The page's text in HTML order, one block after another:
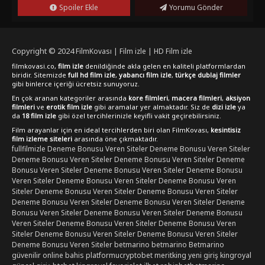
Spoiler Ekle Yorumu Gönder
Copyright © 2024FilmKovası | Film izle | HD Film izle
filmkovasi.co, film izle denildiğinde akla gelen en kaliteli platformlardan
biridir. Sitemizde full hd film izle, yabancı film izle, türkçe dublaj filmler
gibi binlerce içeriği ücretsiz sunuyoruz.
En çok aranan kategoriler arasında kore filmleri, macera filmleri, aksiyon
filmleri ve erotik film izle gibi aramalar yer almaktadır. Siz de dizi izle ya
da 18 film izle gibi özel tercihlerinizle keyifli vakit geçirebilirsiniz.
Film arayanlar için en ideal tercihlerden biri olan FilmKovası, kesintisiz
film izleme siteleri arasında öne çıkmaktadır.
fullfilmizle Deneme Bonusu Veren SitelerDeneme Bonusu Veren Siteler
Deneme Bonusu Veren SitelerDeneme Bonusu Veren SitelerDeneme
Bonusu Veren SitelerDeneme Bonusu Veren SitelerDeneme Bonusu
Veren SitelerDeneme Bonusu Veren SitelerDeneme Bonusu Veren
SitelerDeneme Bonusu Veren SitelerDeneme Bonusu Veren Siteler
Deneme Bonusu Veren SitelerDeneme Bonusu Veren SitelerDeneme
Bonusu Veren SitelerDeneme Bonusu Veren SitelerDeneme Bonusu
Veren SitelerDeneme Bonusu Veren SitelerDeneme Bonusu Veren
SitelerDeneme Bonusu Veren SitelerDeneme Bonusu Veren Siteler
Deneme Bonusu Veren Sitelerbetmarino betmarino Betmarino
güvenilir online bahis platformucryptobetmeritking yeni girişkingroyal